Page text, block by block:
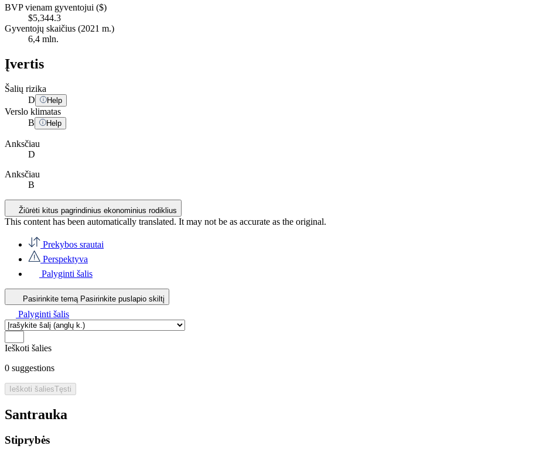
BVP vienam gyventojui ($)
$5,344.3
Gyventojų skaičius (2021 m.)
6,4 mln.
Įvertis
Šalių rizika
D
Help
Verslo klimatas
B
Help
Anksčiau
D
Anksčiau
B
Žiūrėti kitus pagrindinius ekonominius rodiklius
This content has been automatically translated. It may not be as accurate as the original.
Prekybos srautai
Perspektyva
Palyginti šalis
Pasirinkite temą Pasirinkite puslapio skiltį
Palyginti šalis
Ieškoti šalies
0 suggestions
Ieškoti šaliesTęsti
Santrauka
Stiprybės